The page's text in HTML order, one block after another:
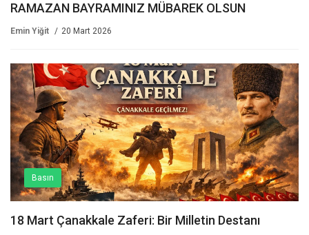
RAMAZAN BAYRAMINIZ MÜBAREK OLSUN
Emin Yiğit 20 Mart 2026
Basın
18 Mart Çanakkale Zaferi: Bir Milletin Destanı